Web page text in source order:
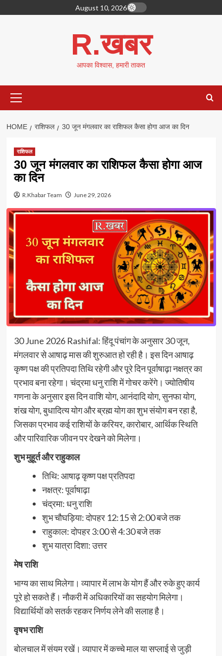
to
August 10, 2026
R.खबर
आपका विश्वास, हमारी ताकत
Menu
HOME राशिफल 30 जून मंगलवार का राशिफल कैसा होगा आज का दिन
राशिफल
30 जून मंगलवार का राशिफल कैसा होगा आज
का दिन
R.Khabar Team June 29, 2026
30 June 2026 Rashifal: हिंदू पंचांग के अनुसार 30 जून,
मंगलवार से आषाढ़ मास की शुरुआत हो रही है। इस दिन आषाढ़
कृष्ण पक्ष की प्रतिपदा तिथि रहेगी और पूरे दिन पूर्वाषाढ़ा नक्षत्र का
प्रभाव बना रहेगा। चंद्रमा धनु राशि में गोचर करेंगे। ज्योतिषीय
गणना के अनुसार इस दिन वाशि योग, आनंदादि योग, सुनफा योग,
शंख योग, बुधादित्य योग और ब्रह्म योग का शुभ संयोग बन रहा है,
जिसका प्रभाव कई राशियों के करियर, कारोबार, आर्थिक स्थिति
और पारिवारिक जीवन पर देखने को मिलेगा।
शुभ मुहूर्त और राहुकाल
तिथि: आषाढ़ कृष्ण पक्ष प्रतिपदा
नक्षत्र: पूर्वाषाढ़ा
चंद्रमा: धनु राशि
शुभ चौघड़िया: दोपहर 12:15 से 2:00 बजे तक
राहुकाल: दोपहर 3:00 से 4:30 बजे तक
शुभ यात्रा दिशा: उत्तर
मेष राशि
भाग्य का साथ मिलेगा। व्यापार में लाभ के योग हैं और रुके हुए कार्य
पूरे हो सकते हैं। नौकरी में अधिकारियों का सहयोग मिलेगा।
विद्यार्थियों को सतर्क रहकर निर्णय लेने की सलाह है।
वृषभ राशि
बोलचाल में संयम रखें। व्यापार में कच्चे माल या सप्लाई से जुड़ी